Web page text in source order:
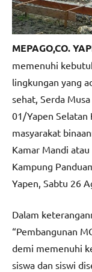
MEPAGO,CO.
memenuhi
lingkungan yang
sehat, Serda
01/Yapen
masyarakat
Kamar Mandi
Kampung
Yapen, Sabtu 26
Dalam
“Pembangunan
demi memenuhi
siswa dan siswi